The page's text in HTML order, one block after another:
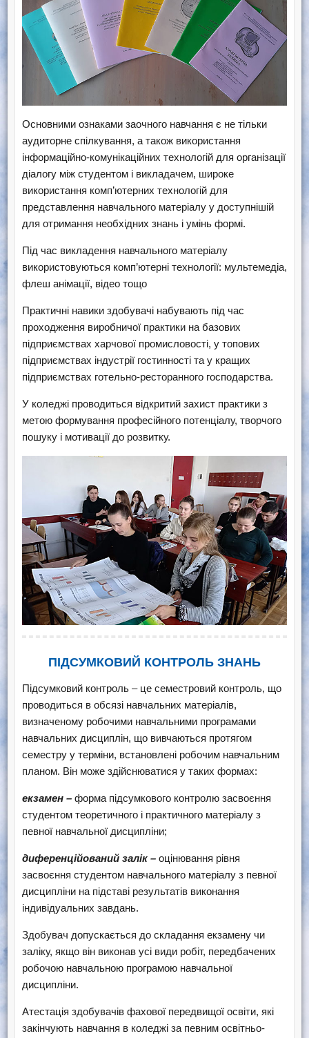
Основними ознаками заочного навчання є не тільки
аудиторне спілкування, а також використання
інформаційно-комунікаційних технологій для організації
діалогу між студентом і викладачем, широке
використання комп’ютерних технологій для
представлення навчального матеріалу у доступнішій
для отримання необхідних знань і умінь формі.
Під час викладення навчального матеріалу
використовуються комп’ютерні технології: мультемедіа,
флеш анімації, відео тощо
Практичні навики здобувачі набувають під час
проходження виробничої практики на базових
підприємствах харчової промисловості, у топових
підприємствах індустрії гостинності та у кращих
підприємствах готельно-ресторанного господарства.
У коледжі проводиться відкритий захист практики з
метою формування професійного потенціалу, творчого
пошуку і мотивації до розвитку.
ПІДСУМКОВИЙ КОНТРОЛЬ ЗНАНЬ
Підсумковий контроль – це семестровий контроль, що
проводиться в обсязі навчальних матеріалів,
визначеному робочими навчальними програмами
навчальних дисциплін, що вивчаються протягом
семестру у терміни, встановлені робочим навчальним
планом. Він може здійснюватися у таких формах:
екзамен – форма підсумкового контролю засвоєння
студентом теоретичного і практичного матеріалу з
певної навчальної дисципліни;
диференційований залік – оцінювання рівня
засвоєння студентом навчального матеріалу з певної
дисципліни на підставі результатів виконання
індивідуальних завдань.
Здобувач допускається до складання екзамену чи
заліку, якщо він виконав усі види робіт, передбачених
робочою навчальною програмою навчальної
дисципліни.
Атестація здобувачів фахової передвищої освіти, які
закінчують навчання в коледжі за певним освітньо-